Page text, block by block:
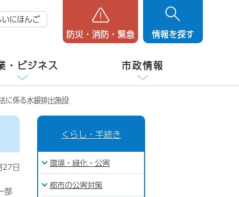
にほんご
防災・消防・緊急 情報を探す
・ビジネス 市政情報
に係る水銀排出施設
27日
部
くらし・手続き
環境・緑化・公害
都市の公害対策